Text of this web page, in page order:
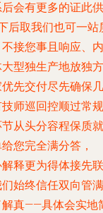
会有更多的证此供
后取我们也可一站
接您事且响应、内
型独生产地放独方
先交付尽先确保几
师巡回控顺过常规
从头分容程保质就
您完全满分答，
释更为得体接先联
始终信任双向管满
解真——具体会实地